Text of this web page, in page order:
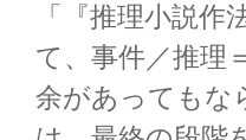
「『推理小説
て、事件／推理
余があってもな